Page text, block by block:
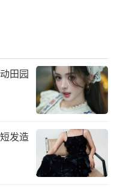
还原主题故事，引
在某一期的“神秘
在古镇中寻找隐藏
列与古镇历史文化
程中，不仅展现出
作精神，还让观众
入的了解。
田园
发造